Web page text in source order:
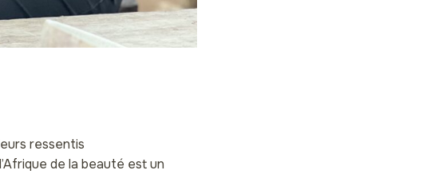
ressentis
de la beauté est un